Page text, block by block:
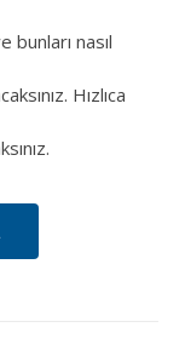
bunları nasıl
Hızlıca